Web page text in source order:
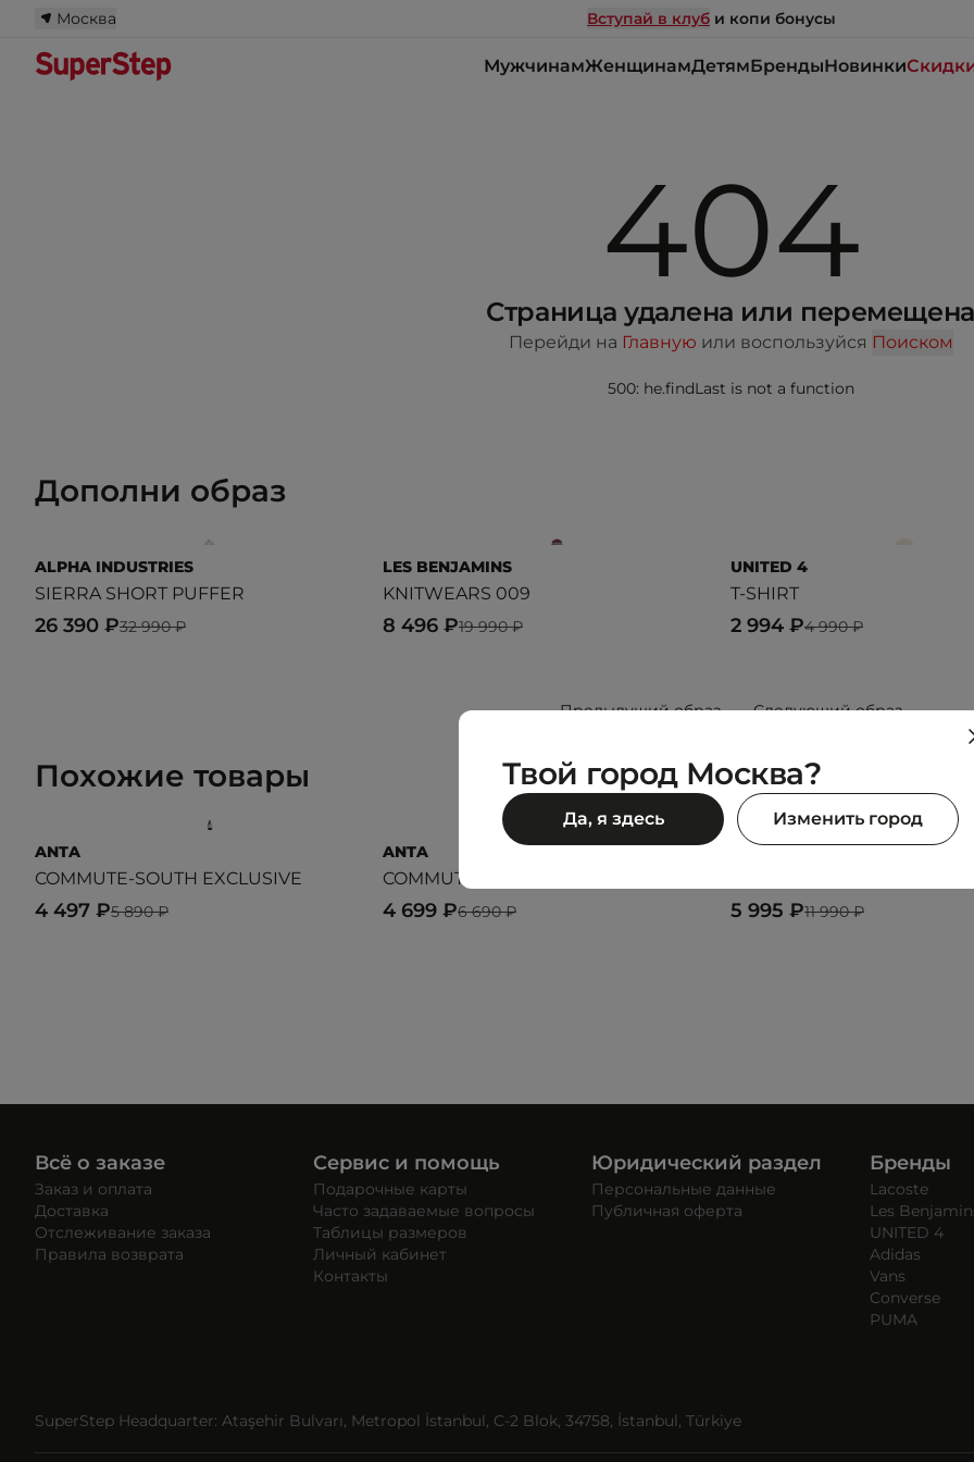
Москва Вступай в клуб и копи бонусы
МужчинамЖенщинамДетямБрендыНовинки
404
Страница удалена или перемещена
Перейди на Главную или воспользуйся Поиском
500: he.findLast is not a function
Дополни образ
ALPHA INDUSTRIES
SIERRA SHORT PUFFER
32 990 ₽
26 390 ₽
LES BENJAMINS
KNITWEARS 009
19 990 ₽
8 496 ₽
UNITED 4
T-SHIRT
4 990 ₽
2 994 ₽
Предыдущий образ Следующий образ
Похожие товары
ANTA
COMMUTE-SOUTH EXCLUSIVE
5 890 ₽
4 497 ₽
ANTA
COMMUTE
6 690 ₽
4 699 ₽
DICKIES
11 990 ₽
5 995 ₽
Всё о заказе
Заказ и оплата
Доставка
Отслеживание заказа
Правила возврата
Сервис и помощь
Подарочные карты
Часто задаваемые вопросы
Таблицы размеров
Личный кабинет
Контакты
Юридический раздел
Персональные данные
Публичная оферта
Бренды
Lacoste
Les
UNITED 4
Adidas
Vans
Converse
PUMA
SuperStep Headquarter: Ataşehir Bulvarı, Metropol İstanbul, C-2 Blok, 34758, İstanbul, Türkiye
Твой город Москва?
Да, я здесь Изменить город